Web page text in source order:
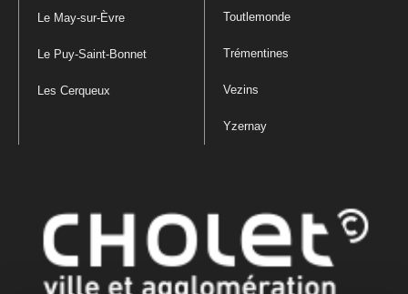
Le May-sur-Èvre
Le Puy-Saint-Bonnet
Les Cerqueux
Toutlemonde
Trémentines
Vezins
Yzernay